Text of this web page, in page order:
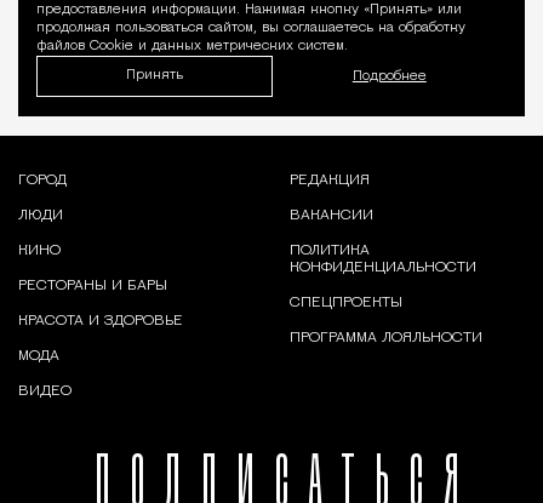
предоставления информации. Нажимая кнопку «Принять» или
продолжая пользоваться сайтом, вы соглашаетесь на обработку
файлов Cookie и данных метрических систем.
Принять Подробнее
ПОДПИСАТЬСЯ
ГОРОД
ЛЮДИ
КИНО
РЕСТОРАНЫ И БАРЫ
КРАСОТА И ЗДОРОВЬЕ
МОДА
ВИДЕО
РЕДАКЦИЯ
ВАКАНСИИ
ПОЛИТИКА
КОНФИДЕНЦИАЛЬНОСТИ
СПЕЦПРОЕКТЫ
ПРОГРАММА ЛОЯЛЬНОСТИ